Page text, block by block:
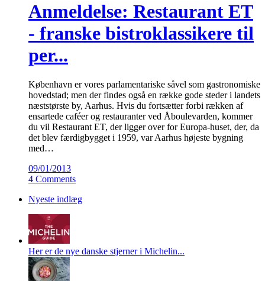
Anmeldelse: Restaurant ET
- franske bistroklassikere til
per...
København er vores parlamentariske såvel som gastronomiske
hovedstad; men der findes også en række gode steder i landets
næststørste by, Aarhus. Hvis du fortsætter forbi rækken af
ensartede caféer og restauranter ved Åboulevarden, kommer
du vil Restaurant ET, der ligger over for Europa-huset, der, da
det blev færdigbygget i 1959, var Aarhus højeste bygning
med…
09/01/2013
4 Comments
Nyeste indlæg
Her er de nye danske stjerner i Michelin...